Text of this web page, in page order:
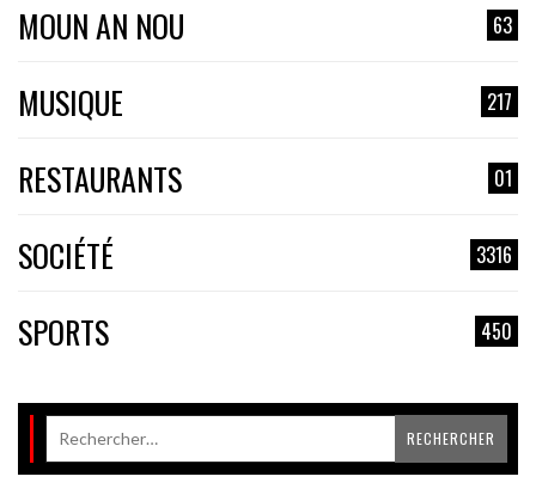
MOUN AN NOU 63
MUSIQUE 217
RESTAURANTS 01
SOCIÉTÉ 3316
SPORTS 450